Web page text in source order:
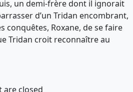
un demi-frère dont il ignorait
d’un Tridan encombrant,
conquêtes, Roxane, de se faire
Tridan croit reconnaître au
are closed